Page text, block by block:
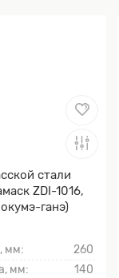
стали
ZDI-1016,
ганэ)
мм:
260
мм:
140